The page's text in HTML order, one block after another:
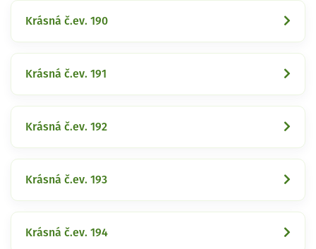
Krásná č.ev. 190
Krásná č.ev. 191
Krásná č.ev. 192
Krásná č.ev. 193
Krásná č.ev. 194